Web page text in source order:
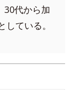
30代から加
ている。